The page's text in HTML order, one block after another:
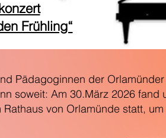
Frühling“
Pädagoginnen der
soweit: Am 30.März 2026 fand
von Orlamünde statt,